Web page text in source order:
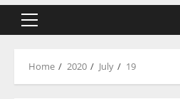
Primary
Home 2020 July 19